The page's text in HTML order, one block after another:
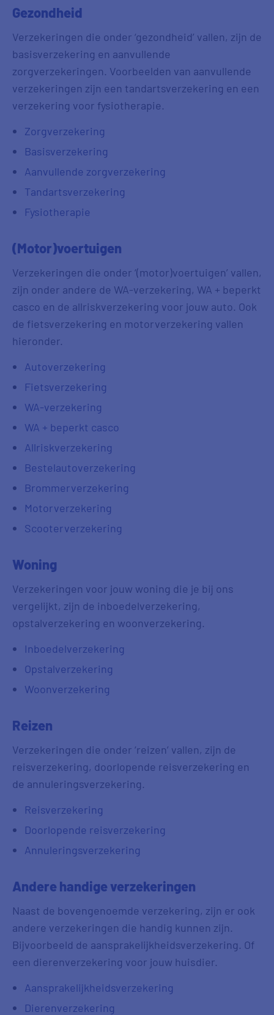
Gezondheid
Verzekeringen die onder ‘gezondheid’ vallen, zijn de
basisverzekering en aanvullende
zorgverzekeringen. Voorbeelden van aanvullende
verzekeringen zijn een tandartsverzekering en een
verzekering voor fysiotherapie.
Zorgverzekering
Basisverzekering
Aanvullende zorgverzekering
Tandartsverzekering
Fysiotherapie
(Motor)voertuigen
Verzekeringen die onder ‘(motor)voertuigen’ vallen,
zijn onder andere de WA-verzekering, WA + beperkt
casco en de allriskverzekering voor jouw auto. Ook
de fietsverzekering en motorverzekering vallen
hieronder.
Autoverzekering
Fietsverzekering
WA-verzekering
WA + beperkt casco
Allriskverzekering
Bestelautoverzekering
Brommerverzekering
Motorverzekering
Scooterverzekering
Woning
Verzekeringen voor jouw woning die je bij ons
vergelijkt, zijn de inboedelverzekering,
opstalverzekering en woonverzekering.
Inboedelverzekering
Opstalverzekering
Woonverzekering
Reizen
Verzekeringen die onder ‘reizen’ vallen, zijn de
reisverzekering, doorlopende reisverzekering en
de annuleringsverzekering.
Reisverzekering
Doorlopende reisverzekering
Annuleringsverzekering
Andere handige verzekeringen
Naast de bovengenoemde verzekering, zijn er ook
andere verzekeringen die handig kunnen zijn.
Bijvoorbeeld de aansprakelijkheidsverzekering. Of
een dierenverzekering voor jouw huisdier.
Aansprakelijkheidsverzekering
Dierenverzekering